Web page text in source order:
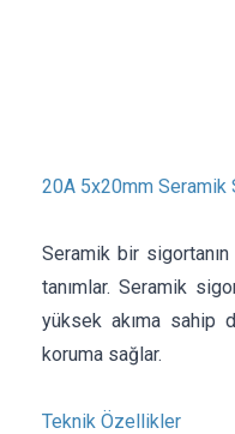
20A 5x20mm Seramik
Seramik bir
tanımlar. Seramik
yüksek akıma sahip
koruma sağlar.
Teknik Özellikler